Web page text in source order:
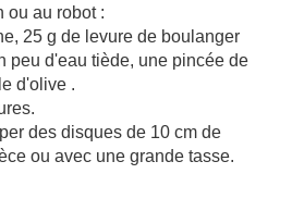
ou au robot :
25 g de levure de boulanger
peu d'eau tiède, une pincée de
d'olive .
des disques de 10 cm de
ou avec une grande tasse.